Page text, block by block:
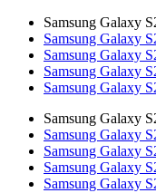
Samsung Galaxy
Samsung Galaxy
Samsung Galaxy
Samsung Galaxy
Samsung Galaxy
Samsung Galaxy
Samsung Galaxy
Samsung Galaxy
Samsung Galaxy
Samsung Galaxy